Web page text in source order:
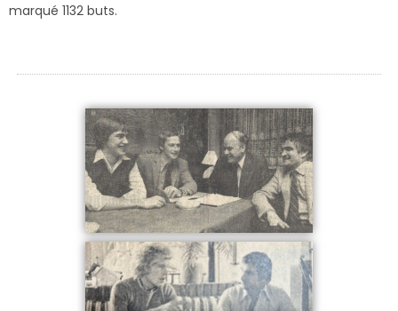
marqué 1132 buts.